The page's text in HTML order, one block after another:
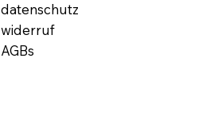
datenschutz
widerruf
AGBs